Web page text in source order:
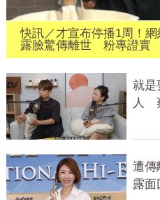
快訊／才宣布停播1周！
露臉驚傳離世 粉專證實
就是
人
遭傳
露